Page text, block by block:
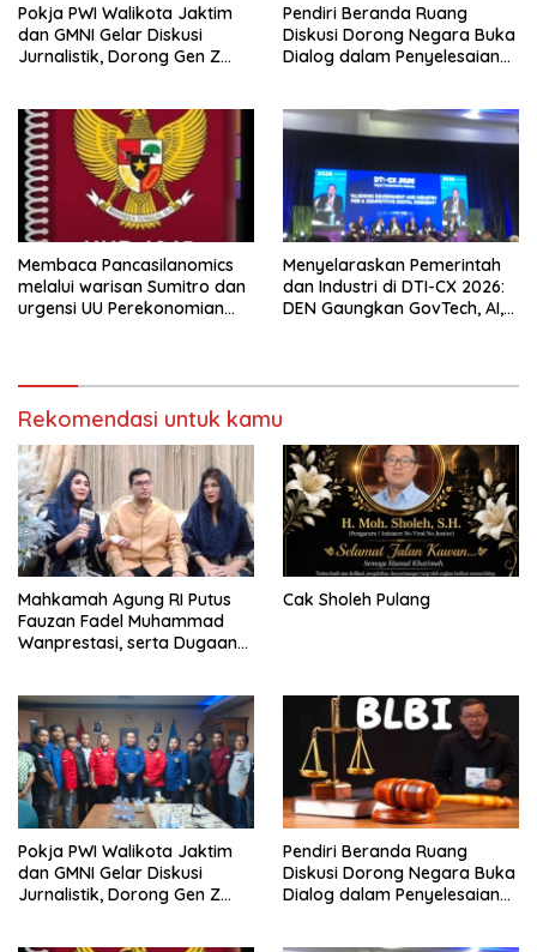
Pokja PWI Walikota Jaktim
dan GMNI Gelar Diskusi
Jurnalistik, Dorong Gen Z
Pendiri Beranda Ruang
Diskusi Dorong Negara Buka
Dialog dalam Penyelesaian
Membaca Pancasilanomics
melalui warisan Sumitro dan
urgensi UU Perekonomian
Menyelaraskan Pemerintah
dan Industri di DTI-CX 2026:
DEN Gaungkan GovTech, AI,
Rekomendasi untuk kamu
Mahkamah Agung RI Putus
Fauzan Fadel Muhammad
Wanprestasi, serta Dugaan
Cak Sholeh Pulang
Pokja PWI Walikota Jaktim
dan GMNI Gelar Diskusi
Jurnalistik, Dorong Gen Z
Pendiri Beranda Ruang
Diskusi Dorong Negara Buka
Dialog dalam Penyelesaian